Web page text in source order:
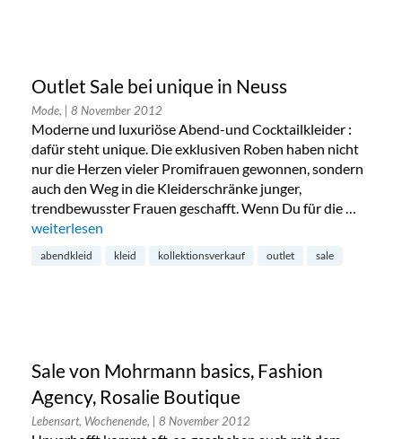
Outlet Sale bei unique in Neuss
Mode, | 8 November 2012
Moderne und luxuriöse Abend-und Cocktailkleider :
dafür steht unique. Die exklusiven Roben haben nicht
nur die Herzen vieler Promifrauen gewonnen, sondern
auch den Weg in die Kleiderschränke junger,
trendbewusster Frauen geschafft. Wenn Du für die …
„Outlet Sale bei unique in Neuss“
weiterlesen
abendkleid kleid kollektionsverkauf outlet sale
Sale von Mohrmann basics, Fashion
Agency, Rosalie Boutique
Lebensart, Wochenende, | 8 November 2012